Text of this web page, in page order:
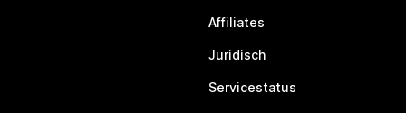
Affiliates
Juridisch
Servicestatus